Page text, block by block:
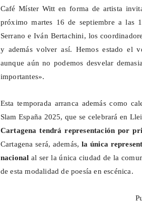
Café Míster Witt en forma de artista
próximo martes 16 de septiembre a las
Serrano e Iván Bertachini, los
y además volver así. Hemos estado el
aunque aún no podemos desvelar
importantes».
Esta temporada arranca además como
Slam España 2025, que se celebrará en
Cartagena tendrá representación por
Cartagena será, además, la única
nacional al ser la única ciudad de la
de esta modalidad de poesía en escénica.